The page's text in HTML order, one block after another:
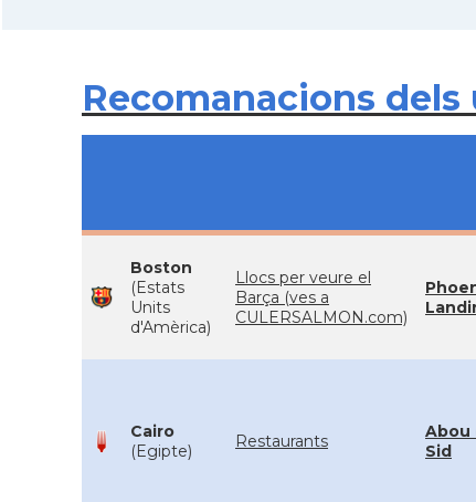
Recomanacions dels
Boston
(Estats
Units
d'Amèrica)
Llocs per veure el
Barça (ves a
CULERSALMON.com)
Cairo
(Egipte)
Restaurants
Abou
Sid